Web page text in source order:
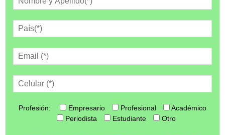
Profesión: Empresario Profesional
Académico
Periodista
Estudiante Otro